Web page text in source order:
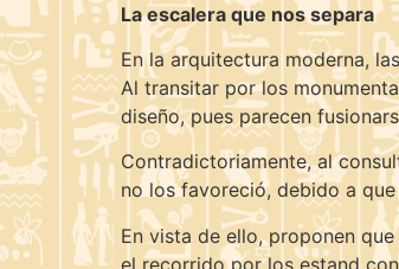
La escalera que nos separa
En la arquitectura moderna,
Al transitar por los
diseño, pues parecen
Contradictoriamente, al
no los favoreció, debido a
En vista de ello, proponen
el recorrido por los estand